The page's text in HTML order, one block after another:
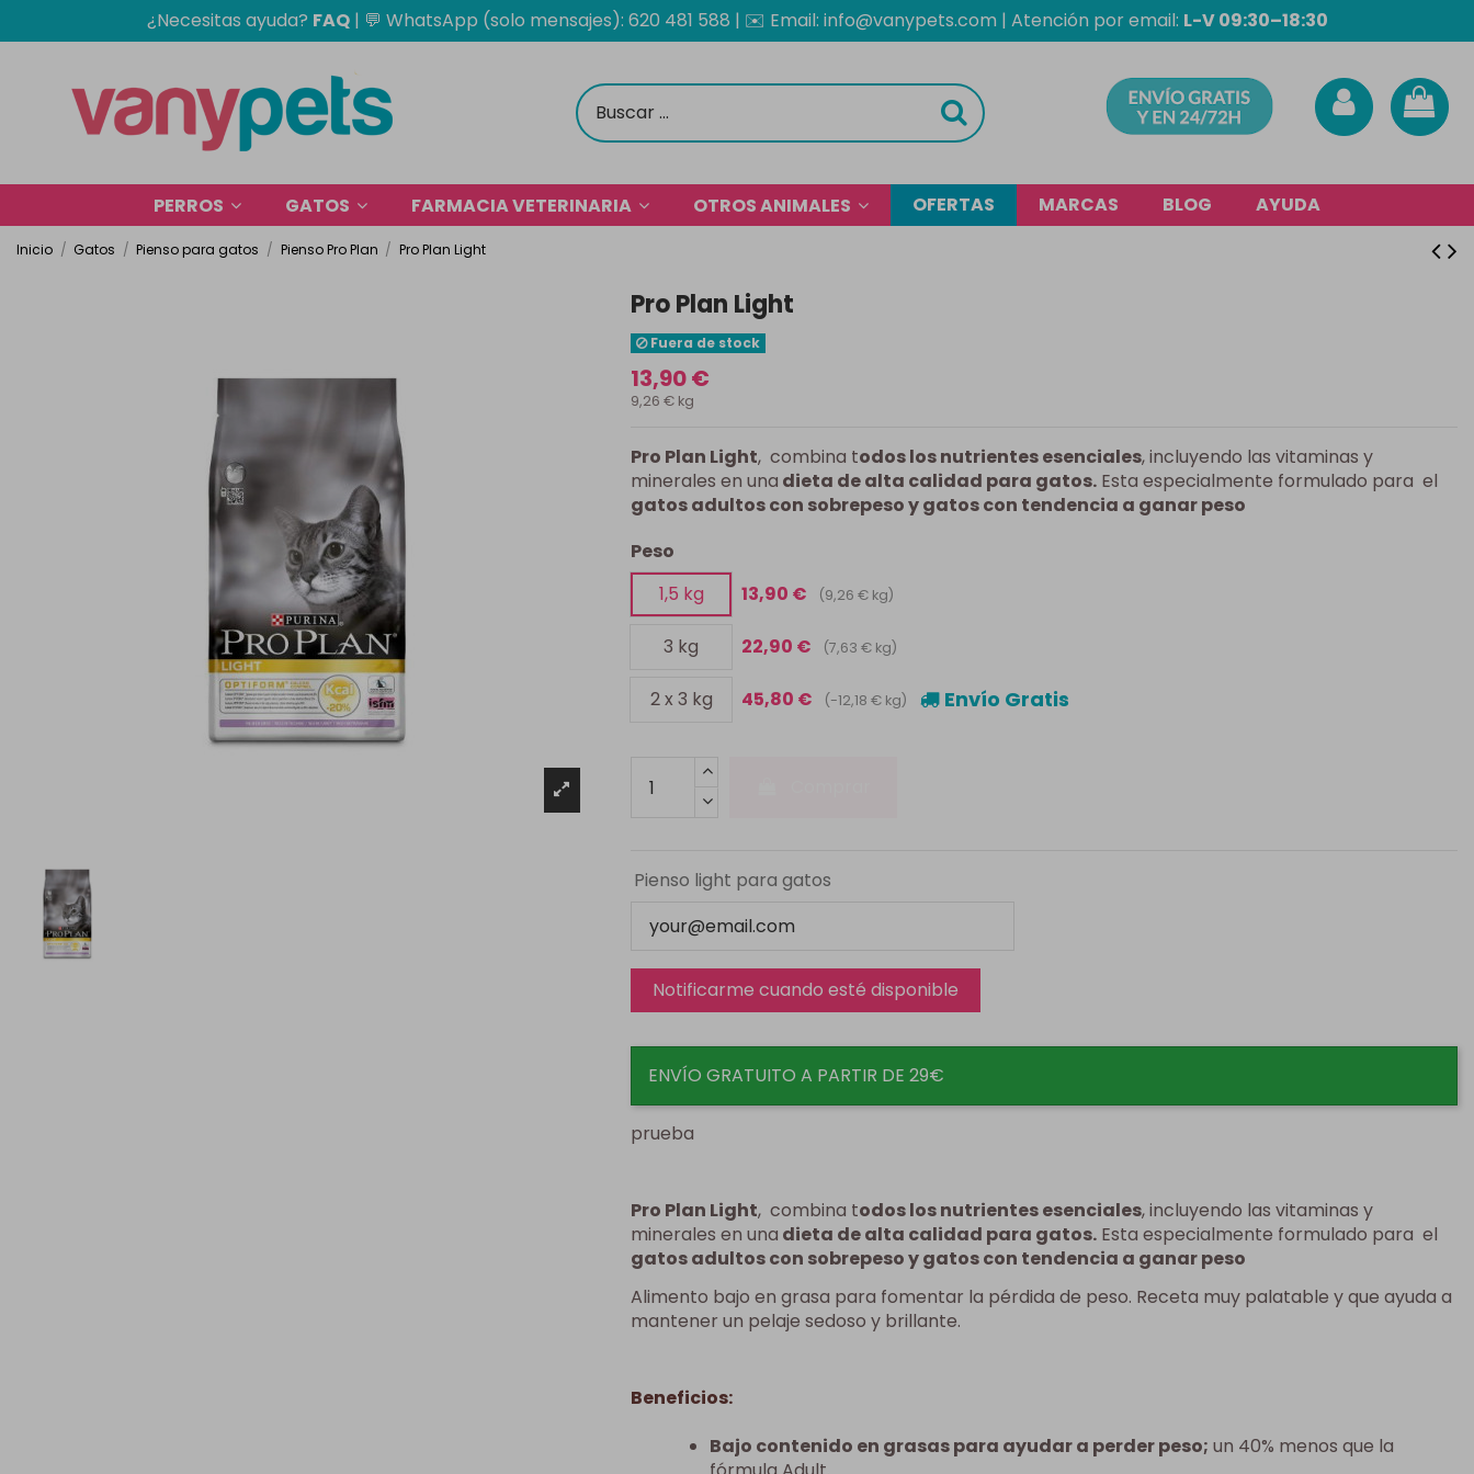
¿Necesitas ayuda? FAQ| 💬 WhatsApp (solo mensajes): 620 481 588 | ✉️ Email: info@vanypets.com | Atención por email: L-V 09:30–18:30
PERROS GATOS FARMACIA VETERINARIA OTROS ANIMALES OFERTAS MARCAS BLOG AYUDA
Inicio Gatos Pienso para gatos Pienso Pro Plan Pro Plan Light
Pro Plan Light
Fuera de stock
13,90 €
9,26 € kg
Pro Plan Light, combina todos los nutrientes esenciales, incluyendo las vitaminas y
minerales en una dieta de alta calidad para gatos. Esta especialmente formulado para el
gatos adultos con sobrepeso y gatos con tendencia a ganar peso
Peso
1,5 kg
13,90 € (9,26 € kg)
3 kg 22,90 € (7,63 € kg)
2 x 3 kg 45,80 € (-12,18 € kg) Envío Gratis
Pienso light para gatos
ENVÍO GRATUITO A PARTIR DE 29€
prueba
Pro Plan Light, combina todos los nutrientes esenciales, incluyendo las vitaminas y
minerales en una dieta de alta calidad para gatos. Esta especialmente formulado para el
gatos adultos con sobrepeso y gatos con tendencia a ganar peso
Alimento bajo en grasa para fomentar la pérdida de peso. Receta muy palatable y que ayuda a
mantener un pelaje sedoso y brillante.
Beneficios:
Bajo contenido en grasas para ayudar a perder peso; un 40% menos que la